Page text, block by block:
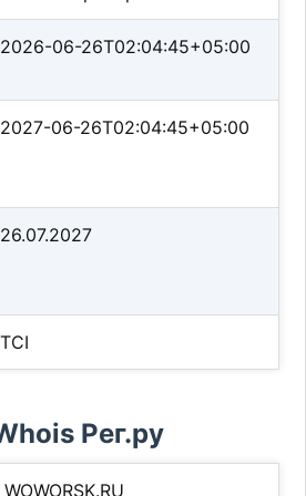
2026-06-26T02:04:45+05:00
2027-06-26T02:04:45+05:00
26.07.2027
TCI
Рег.ру
WOWORSK.RU